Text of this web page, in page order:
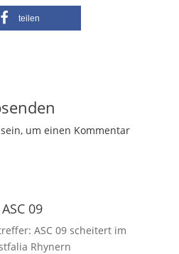
teilen
um einen Kommentar
09
ASC 09 scheitert im
Rhynern